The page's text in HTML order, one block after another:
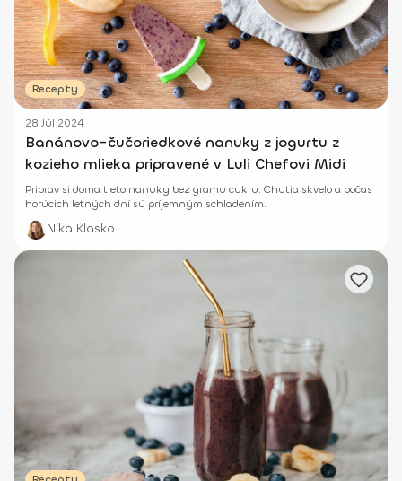
Recepty
28 Júl 2024
Banánovo-čučoriedkové nanuky z jogurtu z
kozieho mlieka pripravené v Luli Chefovi Midi
Priprav si doma tieto nanuky bez gramu cukru. Chutia skvelo a počas
horúcich letných dní sú príjemným schladením.
Nika Klasko